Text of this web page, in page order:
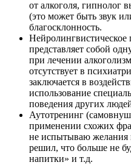
от алкоголя, гипнолог
(это может быть звук
благосклонность.
представляет собой
при лечении
отсутствует в
заключается в
использование
поведения других
Аутотренинг
применении схожих
не испытываю желания
решил, что больше не
напитки» и т.д.